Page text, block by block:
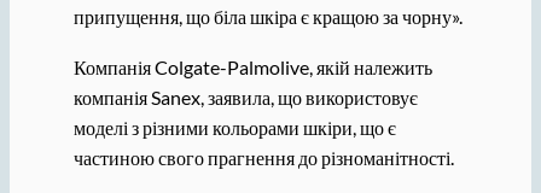
припущення, що біла шкіра є кращою за чорну».
Компанія Colgate-Palmolive, якій належить
компанія Sanex, заявила, що використовує
моделі з різними кольорами шкіри, що є
частиною свого прагнення до різноманітності.